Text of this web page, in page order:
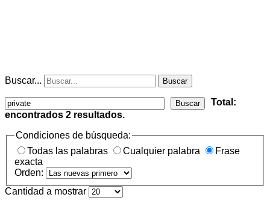
Buscar... Buscar
Buscar
Total:
encontrados 2 resultados.
Condiciones de búsqueda:
Todas las palabras
Cualquier palabra
Frase
exacta
Orden:
Cantidad a mostrar